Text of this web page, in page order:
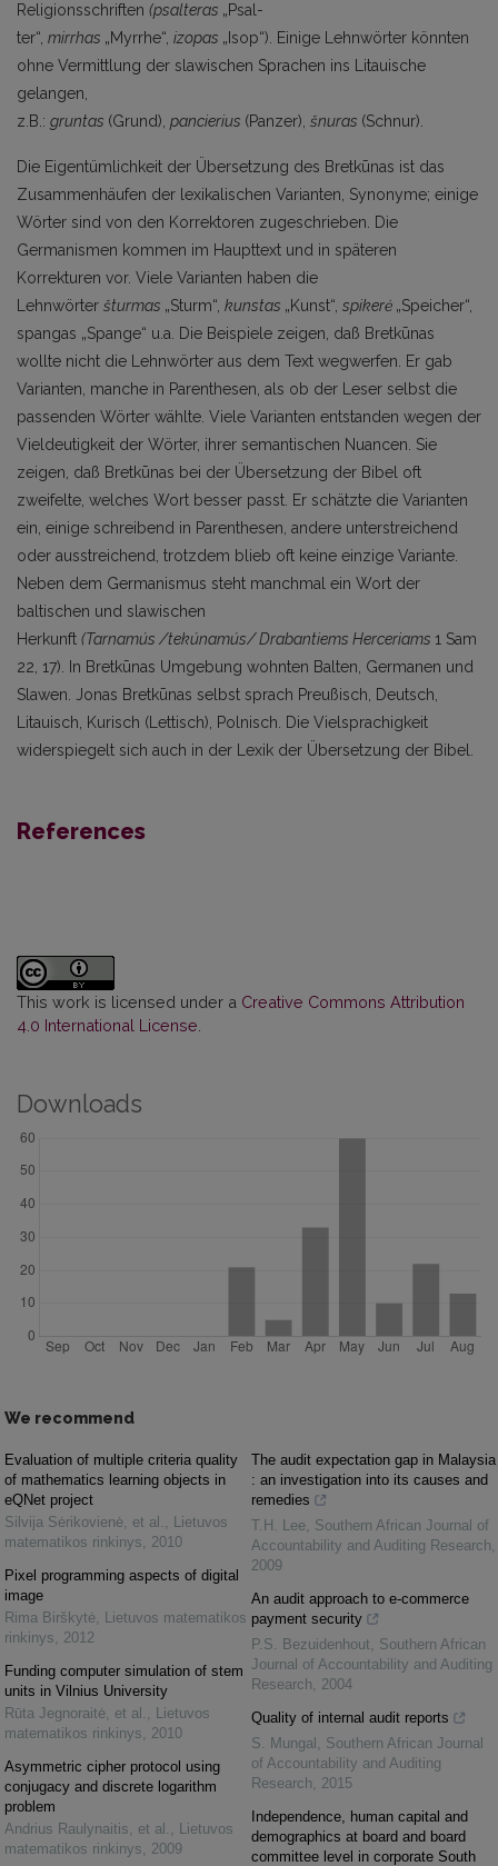
Religionsschriften (psalteras „Psal­
ter“, mirrhas „Myrrhe“, izopas „Isop“). Einige Lehnwörter könnten
ohne Vermittlung der slawischen Sprachen ins Litauische
gelangen,
z.B.: gruntas (Grund), pancierius (Panzer), šnuras (Schnur).
Die Eigentümlichkeit der Übersetzung des Bretkūnas ist das
Zusammenhäufen der lexikalischen Va­rianten, Synonyme; einige
Wörter sind von den Korrektoren zugeschrieben. Die
Germanismen kommen im Haupttext und in späteren
Korrekturen vor. Viele Varianten haben die
Lehnwörter šturmas „Sturm“, kunstas „Kunst“, spikerė „Speicher“,
spangas „Spange“ u.a. Die Beispiele zeigen, daß Bretkūnas
wollte nicht die Lehnwörter aus dem Text wegwerfen. Er gab
Varianten, manche in Parenthesen, als ob der Leser selbst die
passenden Wörter wählte. Viele Varianten entstanden wegen der
Vieldeutigkeit der Wörter, ihrer semantischen Nuancen. Sie
zeigen, daß Bretkūnas bei der Übersetzung der Bibel oft
zweifelte, welches Wort besser passt. Er schätzte die Varianten
ein, einige schreibend in Parenthesen, andere unterstreichend
oder ausstreichend, trotzdem blieb oft keine einzige Variante.
Neben dem Germanismus steht manchmal ein Wort der
baltischen und slawischen
Herkunft (Tarnamús /tekúnamús/Drabantiems Herceriams 1 Sam
22, 17). In Bretkūnas Umgebung wohnten Balten, Germanen und
Slawen. Jonas Bretkūnas selbst sprach Preußisch, Deutsch,
Litauisch, Kurisch (Lettisch), Polnisch. Die Vielsprachigkeit
widerspiegelt sich auch in der Lexik der Übersetzung der Bibel.
References
This work is licensed under a Creative Commons Attribution
4.0 International License
Downloads
We recommend
Evaluation of multiple criteria quality
of mathematics learning objects in
eQNet project
Silvija Sėrikovienė, et al.
Lietuvos
matematikos rinkinys
2010
Pixel programming aspects of digital
image
Rima Birškytė Lietuvos matematikos
rinkinys
2012
Funding computer simulation of stem
units in Vilnius University
Rūta Jegnoraitė, et al.
Lietuvos
matematikos rinkinys
2010
Asymmetric cipher protocol using
conjugacy and discrete logarithm
problem
Andrius Raulynaitis, et al.
Lietuvos
matematikos rinkinys
2009
The audit expectation gap in Malaysia
: an investigation into its causes and
remedies
T.H. Lee Southern African Journal of
Accountability and Auditing Research
2009
An audit approach to e-commerce
payment security
P.S. Bezuidenhout
Southern African
Journal of Accountability and Auditing
Research
2004
Quality of internal audit reports
S. Mungal
Southern African Journal
of Accountability and Auditing
Research
2015
Independence, human capital and
demographics at board and board
committee level in corporate South